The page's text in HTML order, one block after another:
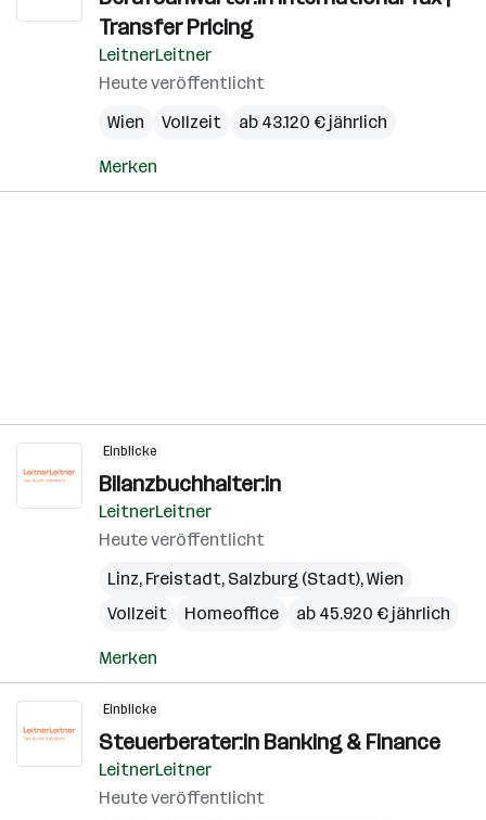
Transfer Pricing
LeitnerLeitner
Heute veröffentlicht
Wien
Vollzeit ab 43.120 € jährlich
Merken
Einblicke
Bilanzbuchhalter:in
LeitnerLeitner
Heute veröffentlicht
Linz, Freistadt, Salzburg (Stadt),Wien
Vollzeit
Homeoffice ab 45.920 € jährlich
Merken
Einblicke
Steuerberater:in Banking & Finance
LeitnerLeitner
Heute veröffentlicht